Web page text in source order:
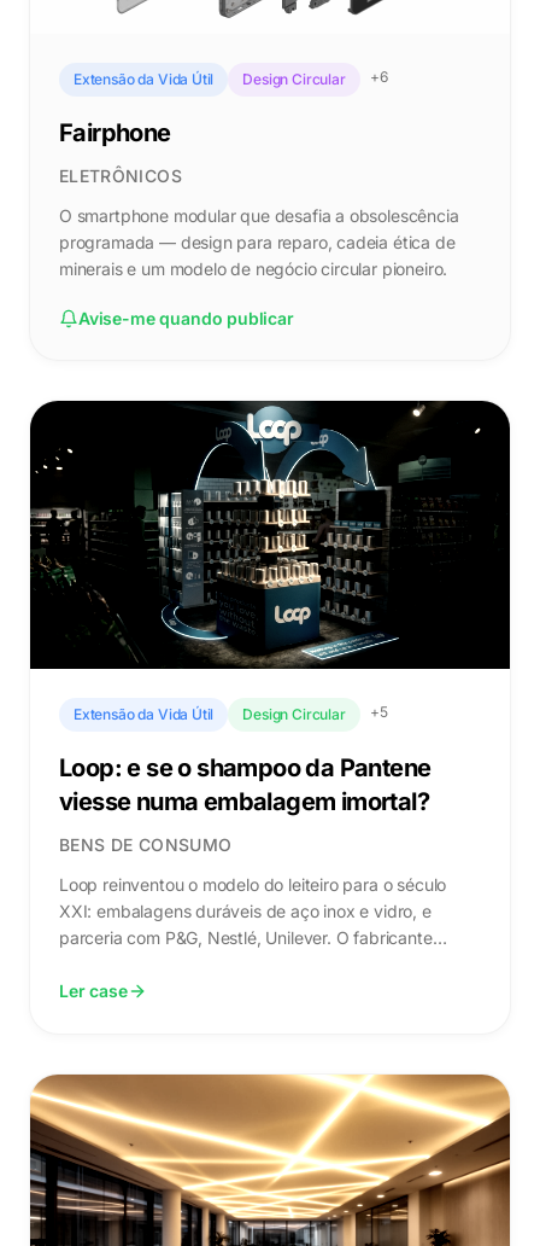
Extensão da Vida Útil Design Circular +6
Fairphone
ELETRÔNICOS
O smartphone modular que desafia a obsolescência
programada — design para reparo, cadeia ética de
minerais e um modelo de negócio circular pioneiro.
Avise-me quando publicar
Extensão da Vida Útil Design Circular +5
Loop: e se o shampoo da Pantene
viesse numa embalagem imortal?
BENS DE CONSUMO
Loop reinventou o modelo do leiteiro para o século
XXI: embalagens duráveis de aço inox e vidro, e
parceria com P&G, Nestlé, Unilever. O fabricante
100 ciclos. O objetivo: acabar com as embalagens
Ler case